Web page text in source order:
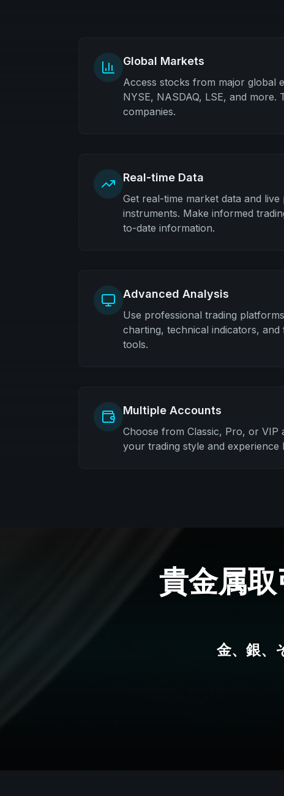
Global Markets
Access stocks from major global
NYSE, NASDAQ, LSE, and
companies.
Real-time Data
Get real-time market data and
instruments. Make informed
to-date information.
Advanced Analysis
Use professional trading
charting, technical indicators, and
tools.
Multiple Accounts
Choose from Classic, Pro, or VIP
your trading style and experience
貴金属
金、銀、